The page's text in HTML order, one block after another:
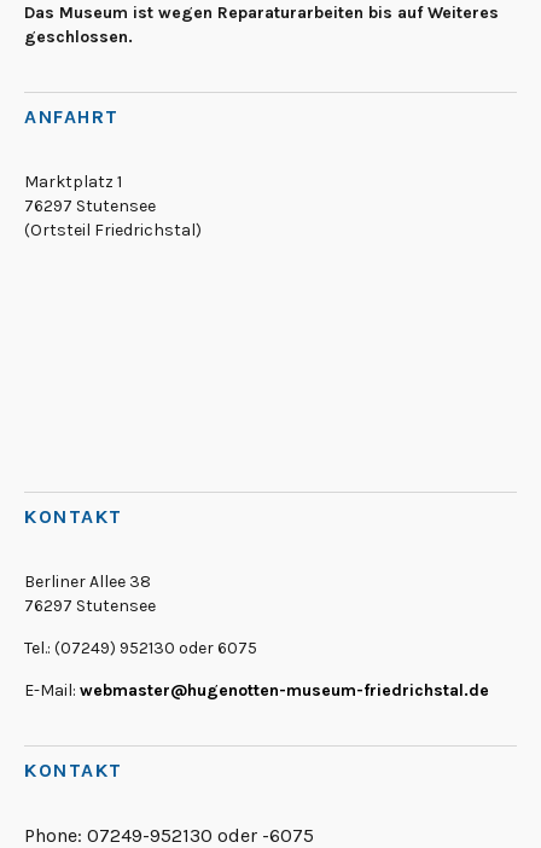
Das Museum ist wegen Reparaturarbeiten bis auf Weiteres
geschlossen.
ANFAHRT
Marktplatz 1
76297 Stutensee
(Ortsteil Friedrichstal)
KONTAKT
Berliner Allee 38
76297 Stutensee
Tel.: (07249) 952130 oder 6075
E-Mail: webmaster@hugenotten-museum-friedrichstal.de
KONTAKT
Phone: 07249-952130 oder -6075